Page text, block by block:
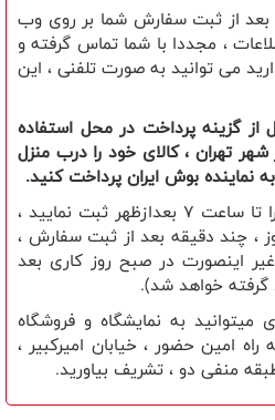
بعد از ثبت سفارش شما بر روی وب
، مجددا با شما تماس گرفته و
می توانید به صورت تلفنی ، این
از گزینه پرداخت در محل استفاده
شهر تهران ، کالای خود را درب منزل
نماینده بوش ایران پرداخت کنید.
(در صورتی که سفارش خود را تا ساعت 7 بعدازظهر ثبت نمایید ،
، چند دقیقه بعد از ثبت سفارش ،
اینصورت در صبح روز کاری بعد
به نمایشگاه و فروشگاه
امین حضور ، خیابان امیرکبیر ،
منفی دو ، تشریف بیاورید.